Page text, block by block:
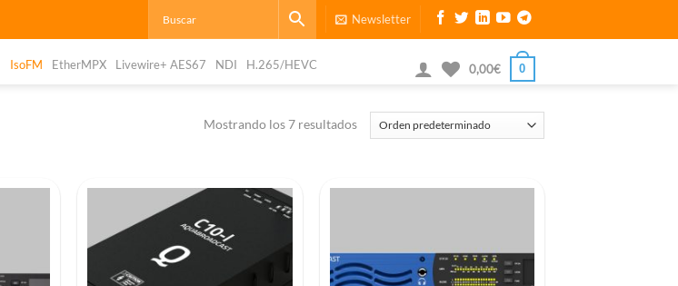
Newsletter
IsoFM EtherMPX Livewire+ AES67 NDI H.265/HEVC 0,00€ 0
Mostrando los 7 resultados